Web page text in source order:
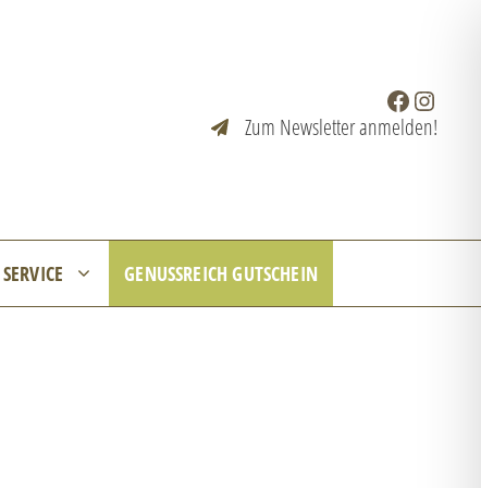
Facebook
Zum Newsletter anmelden!
SERVICE GENUSSREICH GUTSCHEIN